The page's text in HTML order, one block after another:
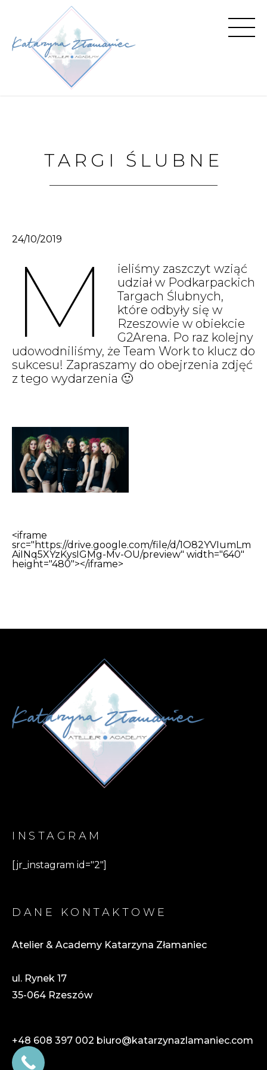
TARGI ŚLUBNE
24/10/2019
M
ieliśmy zaszczyt wziąć
udział w Podkarpackich
Targach Ślubnych,
które odbyły się w
Rzeszowie w obiekcie
G2Arena. Po raz kolejny
udowodniliśmy, że Team Work to klucz do
sukcesu! Zapraszamy do obejrzenia zdjęć
z tego wydarzenia 🙂
<iframe
src="https://drive.google.com/file/d/1O82YVIumLm
AiINq5XYzKysIGMg-Mv-OU/preview" width="640"
height="480"></iframe>
INSTAGRAM
[jr_instagram id="2"]
DANE KONTAKTOWE
Atelier & Academy Katarzyna Złamaniec
ul. Rynek 17
35-064 Rzeszów
+48 608 397 002 biuro@katarzynazlamaniec.com